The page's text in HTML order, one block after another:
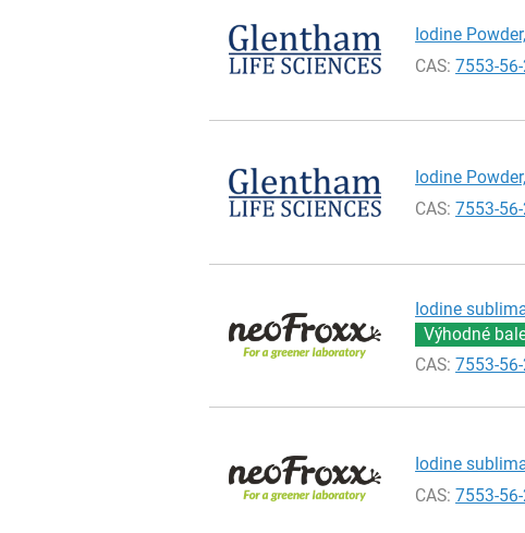
Iodine
CAS:7553-
Iodine
CAS:7553-
Iodine
Výhodné
CAS:7553-
Iodine
CAS:7553-